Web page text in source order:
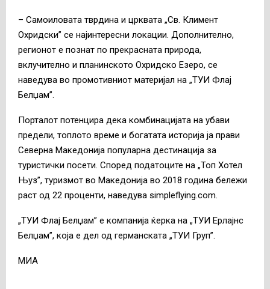
– Самоиловата тврдина и црквата „Св. Климент
Охридски” се најинтересни локации. Дополнително,
регионот е познат по прекрасната природа,
вклучително и планинското Охридско Езеро, се
наведува во промотивниот материјал на „ТУИ Флај
Белџам”.
Порталот потенцира дека комбинацијата на убави
предели, топлото време и богатата историја ја прави
Северна Македонија популарна дестинација за
туристички посети. Според податоците на „Топ Хотел
Њуз”, туризмот во Македонија во 2018 година бележи
раст од 22 проценти, наведува simpleflying.com.
„ТУИ Флај Белџам” е компанија ќерка на „ТУИ Ерлајнс
Белџам”, која е дел од германската „ТУИ Груп”.
МИА